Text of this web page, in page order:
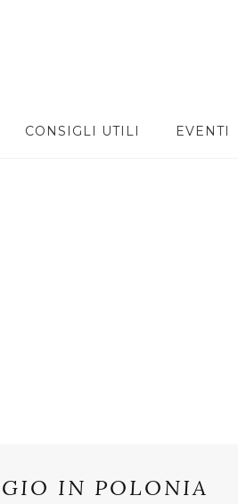
CONSIGLI UTILI EVENTI
IN POLONIA